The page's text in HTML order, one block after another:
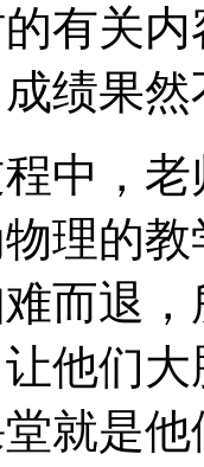
有关
绩果然
中，
理的
而退
他们
就是